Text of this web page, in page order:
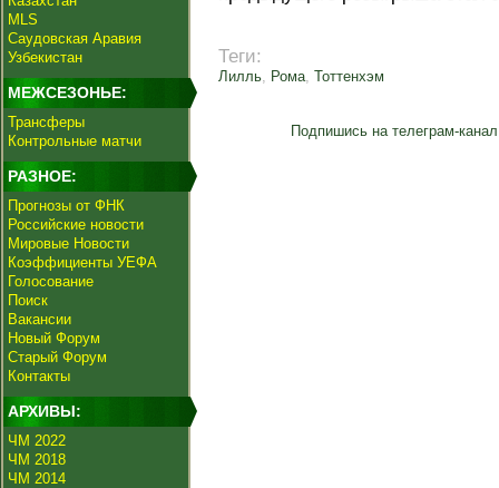
MLS
Саудовская Аравия
Узбекистан
МЕЖСЕЗОНЬЕ:
Трансферы
Контрольные матчи
РАЗНОЕ:
Прогнозы от ФНК
Российские новости
Мировые Новости
Коэффициенты УЕФА
Голосование
Поиск
Вакансии
Новый Форум
Старый Форум
Контакты
АРХИВЫ:
ЧМ 2022
ЧМ 2018
ЧМ 2014
Теги:
Лилль, Рома, Тоттенхэм
Подпишись на телеграм-